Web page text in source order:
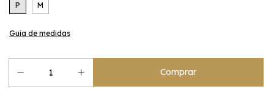
P M
Guia de medidas